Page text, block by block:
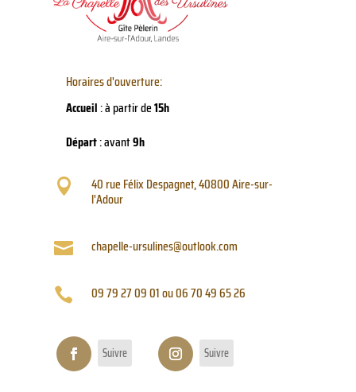
Horaires d'ouverture:
Accueil: à partir de15h
Départ: avant9h
 40 rue Félix Despagnet, 40800 Aire-sur-
l'Adour
 chapelle-ursulines@outlook.com
 09 79 27 09 01 ou 06 70 49 65 26
Suivre Suivre